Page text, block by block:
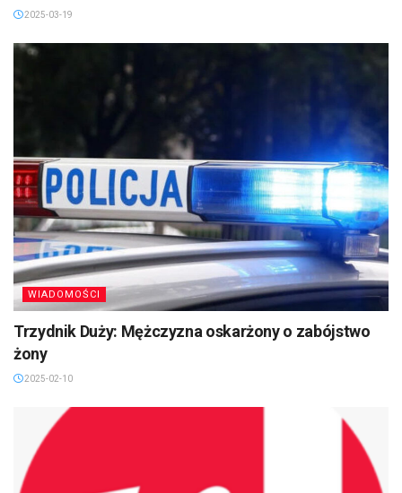
2025-03-19
WIADOMOŚCI
Trzydnik Duży: Mężczyzna oskarżony o zabójstwo
żony
2025-02-10